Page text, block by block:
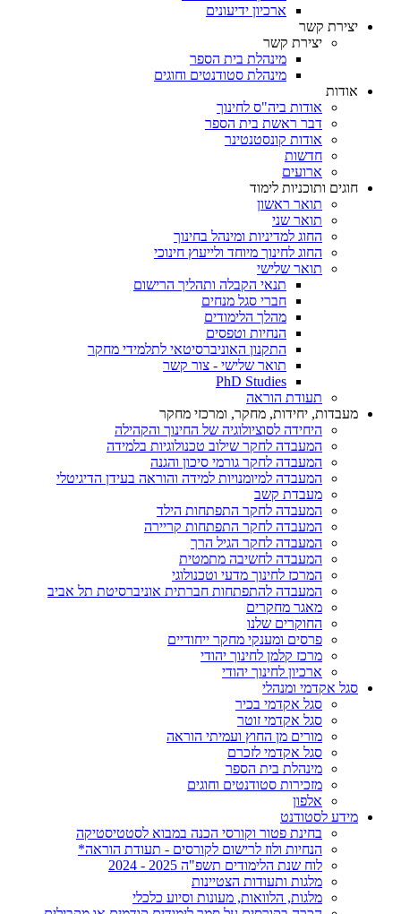
ארכיון ידיעונים
יצירת קשר
יצירת קשר
מינהלת בית הספר
מינהלת סטודנטים וחוגים
אודות
אודות ביה"ס לחינוך
דבר ראשת בית הספר
אודות קונסטנטינר
חדשות
ארועים
חוגים ותוכניות לימוד
תואר ראשון
תואר שני
החוג למדיניות ומינהל בחינוך
החוג לחינוך מיוחד ולייעוץ חינוכי
תואר שלישי
תנאי הקבלה ותהליך הרישום
חברי סגל מנחים
מהלך הלימודים
הנחיות וטפסים
התקנון האוניברסיטאי לתלמידי מחקר
תואר שלישי - צור קשר
PhD Studies
תעודת הוראה
מעבדות, יחידות, מחקר, ומרכזי מחקר
היחידה לסוציולוגיה של החינוך והקהילה
המעבדה לחקר שילוב טכנולוגיות בלמידה
המעבדה לחקר גורמי סיכון והגנה
המעבדה למיומנויות למידה והוראה בעידן הדיגיטלי
מעבדת קשב
המעבדה לחקר התפתחות הילד
המעבדה לחקר התפתחות קריירה
המעבדה לחקר הגיל הרך
המעבדה לחשיבה מתמטית
המרכז לחינוך מדעי וטכנולוגי
המעבדה להתפתחות חברתית אוניברסיטת תל אביב
מאגר מחקרים
החוקרים שלנו
פרסים ומענקי מחקר ייחודיים
מרכז קלמן לחינוך יהודי
ארכיון לחינוך יהודי
סגל אקדמי ומנהלי
סגל אקדמי בכיר
סגל אקדמי זוטר
מורים מן החוץ ועמיתי הוראה
סגל אקדמי לזכרם
מינהלת בית הספר
מזכירות סטודנטים וחוגים
אלפון
מידע לסטודנט
בחינת פטור וקורסי הכנה במבוא לסטטיסטיקה
הנחיות ולוז לרישום לקורסים - תעודת הוראה*
לוח שנת הלימודים תשפ"ה 2025 - 2024
מלגות ותעודות הצטיינות
מלגות, הלוואות, מעונות וסיוע כלכלי